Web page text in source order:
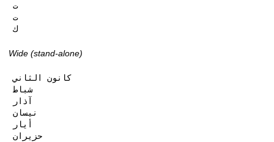
ت
ت
ك
Wide (stand-alone)
كانون الثاني
شباط
آذار
نيسان
أيار
حزيران